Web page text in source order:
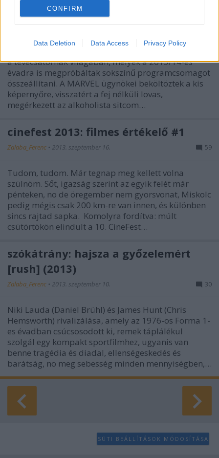
CONFIRM
Data Deletion Data Access Privacy Policy
a nagy pilotmustra #1 (szeptember)
Németh Barna•2013. október 03.
a tévécsatornák világában, melyek a 2013/14-es
évadra is megpróbáltak sokszínű programcsomagot
összeállítani. A MARVEL ügynökei beköltöztek a kis
képernyőre, visszatért a fej nélküli lovas,
megérkezett az alkoholista sitcom…
cinefest 2013: filmes értékelő #1
Zalaba_Ferenc • 2013. szeptember 16. 59
Tudom, tudom. Már tegnap meg kellett volna
szülnöm. Sőt, igazság szerint az egyik felét már
pénteken, no de öregember nem gyorsvonat, Miskolc
pedig mégis csak 200 km-re van innen, és különben
sincs rajtad sapka. Komolyra fordítva: múlt
csütörtökön elindult a 10. CineFest…
szókátrány: hajsza a győzelemért
[rush] (2013)
Zalaba_Ferenc • 2013. szeptember 10. 30
Niki Lauda (Daniel Brühl) és James Hunt (Chris
Hemsworth) rivalizálása, amely az 1976-os Forma 1-
es évadban csúcsosodott ki, remek táplálékul
szolgál egy kompakt sportfilmhez, ugyanis van
benne tragédia és diadal, ellenségeskedés és
barátság, no meg sebesség minden mennyiségben,…
SÜTI BEÁLLÍTÁSOK MÓDOSÍTÁSA